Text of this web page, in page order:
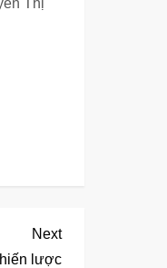
Thị
Next
Post
Next
lược